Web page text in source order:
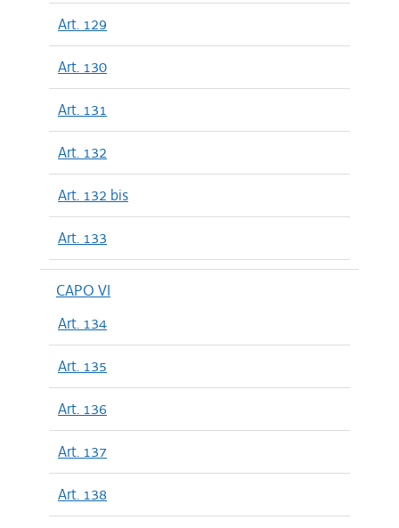
Art. 129
Art. 130
Art. 131
Art. 132
Art. 132 bis
Art. 133
CAPO VI
Art. 134
Art. 135
Art. 136
Art. 137
Art. 138